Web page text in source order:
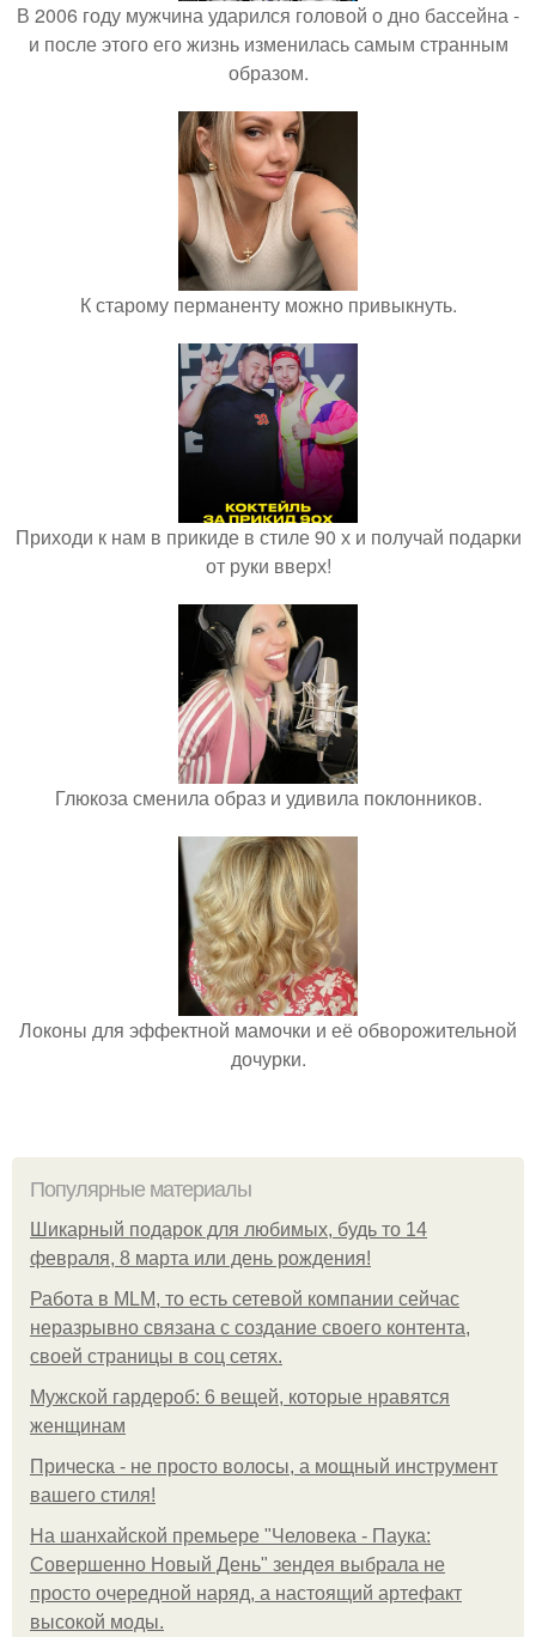
В 2006 году мужчина ударился головой о дно бассейна -
и после этого его жизнь изменилась самым странным
образом.
К старому перманенту можно привыкнуть.
Приходи к нам в прикиде в стиле 90 х и получай подарки
от руки вверх!
Глюкоза сменила образ и удивила поклонников.
Локоны для эффектной мамочки и её обворожительной
дочурки.
Популярные материалы
Шикарный подарок для любимых, будь то 14
февраля, 8 марта или день рождения!
Работа в MLM, то есть сетевой компании сейчас
неразрывно связана с создание своего контента,
своей страницы в соц сетях.
Мужской гардероб: 6 вещей, которые нравятся
женщинам
Прическа - не просто волосы, а мощный инструмент
вашего стиля!
На шанхайской премьере "Человека - Паука:
Совершенно Новый День" зендея выбрала не
просто очередной наряд, а настоящий артефакт
высокой моды.